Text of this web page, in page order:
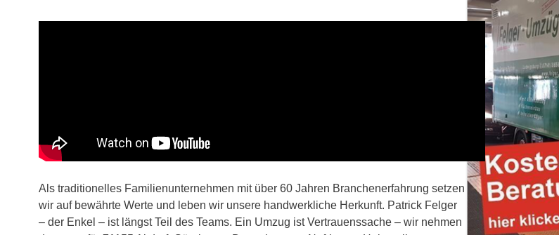
Als traditionelles Familienunternehmen mit über 60 Jahren Branchenerfahrung setzen
wir auf bewährte Werte und leben wir unsere handwerkliche Herkunft. Patrick Felger
– der Enkel – ist längst Teil des Teams. Ein Umzug ist Vertrauenssache – wir nehmen